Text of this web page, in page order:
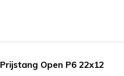
Prijstang Open P6 22x12